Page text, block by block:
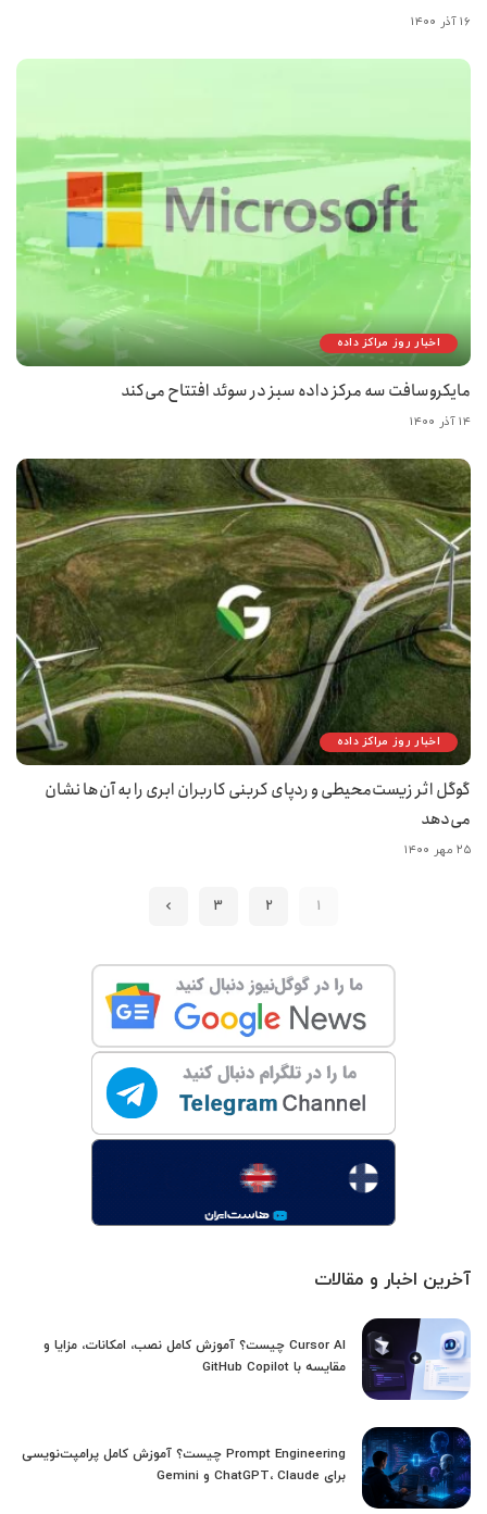
۱۶ آذر ۱۴۰۰
اخبار روز مراکز داده
مایکروسافت سه مرکز داده سبز در سوئد افتتاح می‌کند
۱۴ آذر ۱۴۰۰
اخبار روز مراکز داده
گوگل اثر زیست‌محیطی و ردپای کربنی کاربران ابری را به آن‌ها نشان
می‌دهد
۲۵ مهر ۱۴۰۰
1
2
3
آخرین اخبار و مقالات
Cursor AI چیست؟ آموزش کامل نصب، امکانات، مزایا و
مقایسه با GitHub Copilot
Prompt Engineering چیست؟ آموزش کامل پرامپت‌نویسی
برای ChatGPT، Claude و Gemini